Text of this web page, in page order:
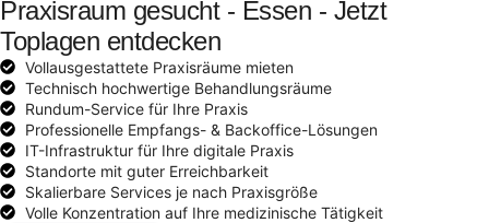
Praxisraum gesucht - Essen - Jetzt
Toplagen entdecken
Vollausgestattete Praxisräume mieten
Technisch hochwertige Behandlungsräume
Rundum-Service für Ihre Praxis
Professionelle Empfangs- & Backoffice-Lösungen
IT-Infrastruktur für Ihre digitale Praxis
Standorte mit guter Erreichbarkeit
Skalierbare Services je nach Praxisgröße
Volle Konzentration auf Ihre medizinische Tätigkeit